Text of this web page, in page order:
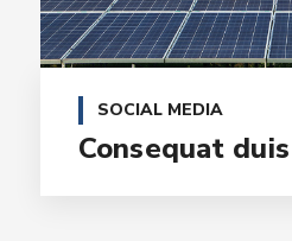
SOCIAL MEDIA
Consequat duis